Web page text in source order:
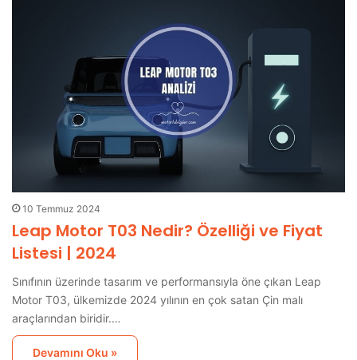
10 Temmuz 2024
Leap Motor T03 Nedir? Özelliği ve Fiyat
Listesi | 2024
Sınıfının üzerinde tasarım ve performansıyla öne çıkan Leap
Motor T03, ülkemizde 2024 yılının en çok satan Çin malı
araçlarından biridir.…
Devamını Oku »